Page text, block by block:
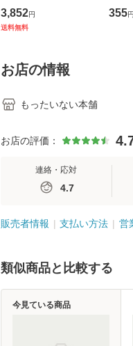
の看護マネジメントス
キル 改訂第3版 (看護
堂 [単行
3,852円
送料無料
ーン
【
355円
お店の情報
もったいない本舗
お店の評価：
連絡・応対
4.7
販売者情報 支払い方法 営
類似商品と比較する
今見ている商品